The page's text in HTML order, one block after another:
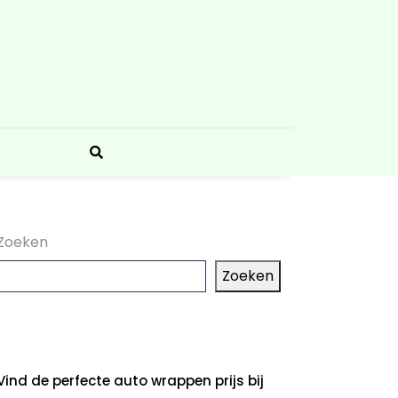
Zoeken
de perfecte auto wrappen prijs bij